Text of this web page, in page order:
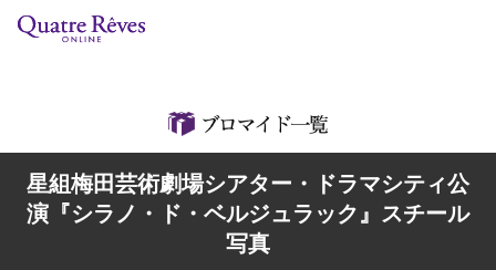
星組梅田芸術劇場シアター・ドラマシティ公
演『シラノ・ド・ベルジュラック』スチール
写真
組コレクション